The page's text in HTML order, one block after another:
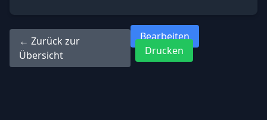
← Zurück zur
Übersicht
Bearbeiten
Drucken